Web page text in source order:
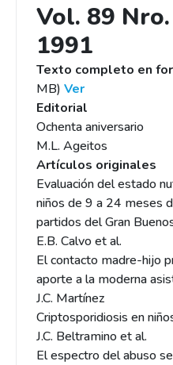
Vol. 89
1991
Texto completo en
MB) Ver
Editorial
Ochenta aniversario
M.L. Ageitos
Artículos originales
Evaluación del estado
niños de 9 a 24 meses
partidos del Gran
E.B. Calvo et al.
El contacto madre-hijo
aporte a la moderna
J.C. Martínez
Criptosporidiosis en
J.C. Beltramino et al.
El espectro del abuso